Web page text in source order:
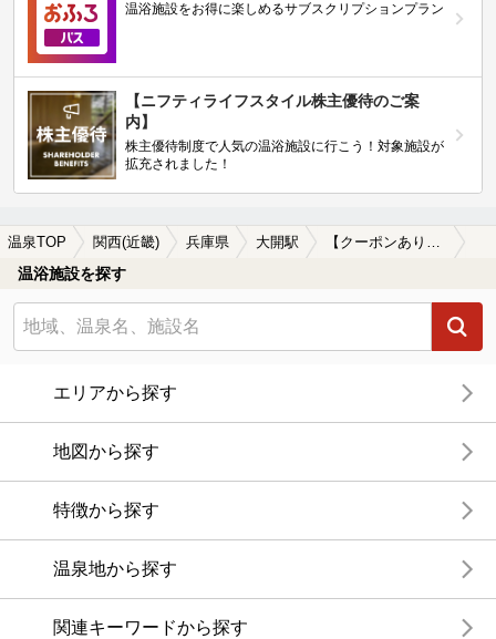
温浴施設をお得に楽しめるサブスクリプションプラン
【ニフティライフスタイル株主優待のご案
内】
株主優待制度で人気の温浴施設に行こう！対象施設が
拡充されました！
温泉TOP 関西(近畿) 兵庫県 大開駅 【クーポンあり】ホテルで楽しめる大開駅近くの温泉、日帰り温泉、スーパー銭湯おすすめ
温浴施設を探す
エリアから探す
地図から探す
特徴から探す
温泉地から探す
関連キーワードから探す